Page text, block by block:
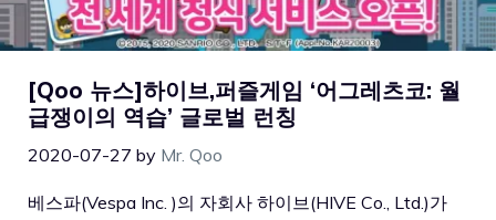
[Qoo 뉴스]하이브,퍼즐게임 ‘어그레츠코: 월
급쟁이의 역습’ 글로벌 런칭
2020-07-27 by Mr. Qoo
베스파(Vespa Inc. )의 자회사 하이브(HIVE Co., Ltd.)가